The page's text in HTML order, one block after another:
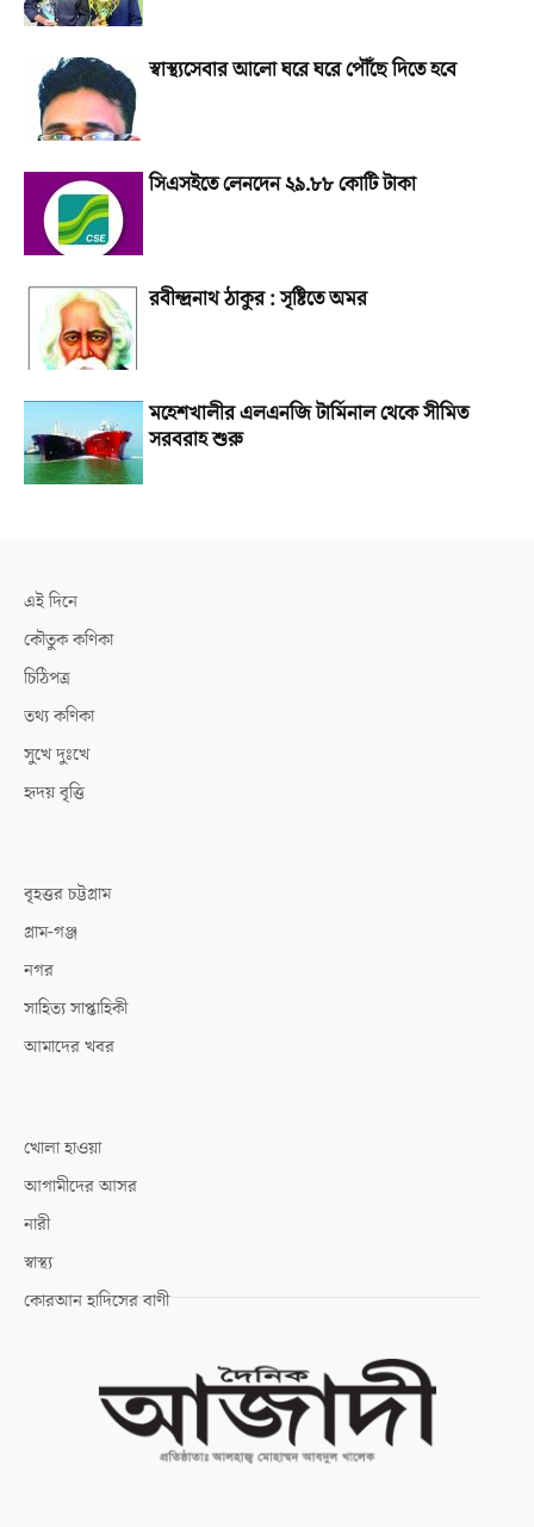
স্বাস্থ্যসেবার আলো ঘরে ঘরে পৌঁছে দিতে হবে
সিএসইতে লেনদেন ২৯.৮৮ কোটি টাকা
রবীন্দ্রনাথ ঠাকুর : সৃষ্টিতে অমর
মহেশখালীর এলএনজি টার্মিনাল থেকে সীমিত
সরবরাহ শুরু
এই দিনে
কৌতুক কণিকা
চিঠিপত্র
তথ্য কণিকা
সুখে দুঃখে
হৃদয় বৃত্তি
বৃহত্তর চট্টগ্রাম
গ্রাম-গঞ্জ
নগর
সাহিত্য সাপ্তাহিকী
আমাদের খবর
খোলা হাওয়া
আগামীদের আসর
নারী
স্বাস্থ্য
কোরআন হাদিসের বাণী